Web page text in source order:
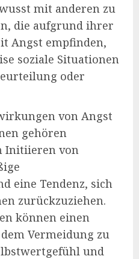
mit anderen zu
die aufgrund ihrer
Angst empfinden,
soziale Situationen
oder
von Angst
gehören
Initiieren von
eine Tendenz, sich
zurückzuziehen.
können einen
Vermeidung zu
und